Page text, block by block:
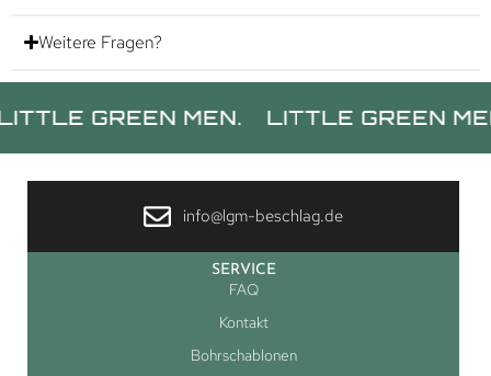
Weitere Fragen?
MEN. LITTLE GREEN MEN.
info@lgm-beschlag.de
SERVICE
FAQ
Kontakt
Bohrschablonen